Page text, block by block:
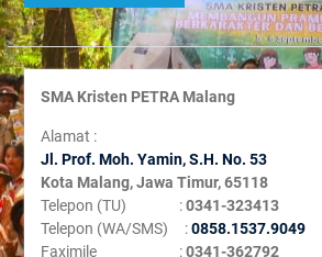
SMA Kristen PETRA Malang
Alamat :
Jl. Prof. Moh. Yamin, S.H. No. 53
Kota Malang, Jawa Timur, 65118
Telepon (TU) :0341-323413
Telepon (WA/SMS) :0858.1537.9049
Faximile :0341-362792